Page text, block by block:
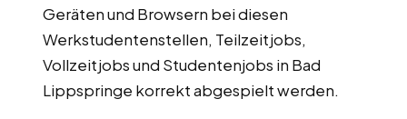
Geräten und Browsern bei diesen
Werkstudentenstellen, Teilzeitjobs,
Vollzeitjobs und Studentenjobs in Bad
Lippspringe korrekt abgespielt werden.